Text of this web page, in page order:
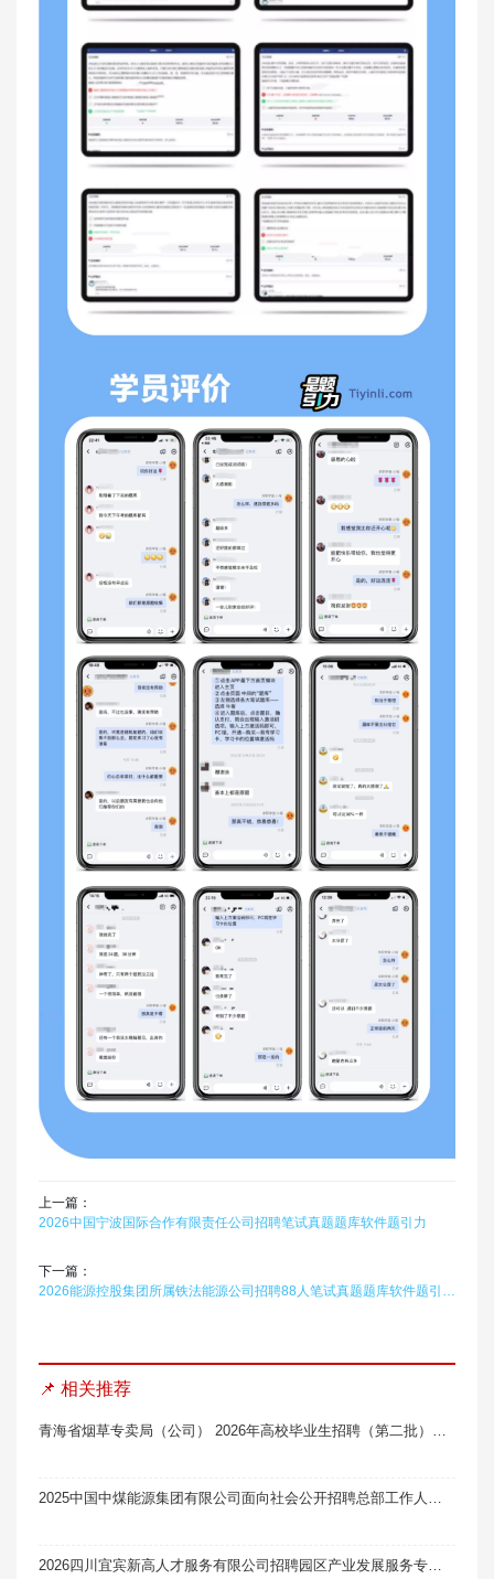
上一篇：
2026中国宁波国际合作有限责任公司招聘笔试真题题库软件题引力
下一篇：
2026能源控股集团所属铁法能源公司招聘88人笔试真题题库软件题引力（辽宁）
📌 相关推荐
青海省烟草专卖局（公司） 2026年高校毕业生招聘（第二批）面试通知
2025中国中煤能源集团有限公司面向社会公开招聘总部工作人员2人笔试真题题库软件题引力
2026四川宜宾新高人才服务有限公司招聘园区产业发展服务专员11人笔试真题题库软件题引力